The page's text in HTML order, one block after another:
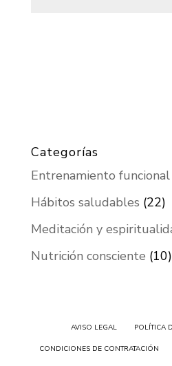
Categorías
Entrenamiento funcional
Hábitos saludables (22)
Meditación y
Nutrición consciente (10)
AVISO LEGAL POLÍTICA
CONDICIONES DE CONTRATACIÓN